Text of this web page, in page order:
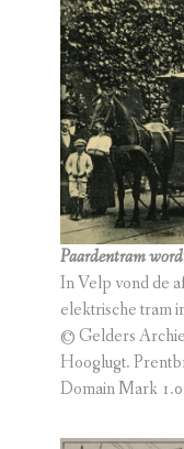
Paardentram
In Velp vond de
elektrische tram
© Gelders
Hooglugt.
Domain Mark